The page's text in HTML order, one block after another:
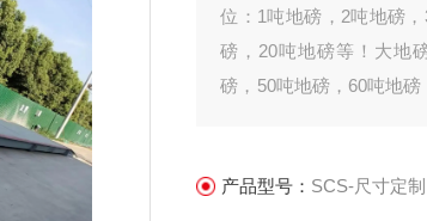
位：1吨地磅，2吨地磅
磅，20吨地磅等！大地
磅，50吨地磅，60吨地磅
张江地磅厂家-◆报价！18
产品型号： SCS-尺寸定制